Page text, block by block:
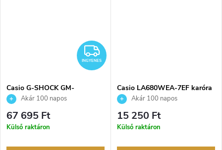
INGYENES
INGYENES
Casio G-SHOCK GM-
S2110PG-1A4ER karóra
Akár 100 napos
visszaküldési lehetőség. Hivatalos
márkakereskedő.
67 695 Ft
Külső raktáron
Casio LA680WEA-7EF karóra
Akár 100 napos
visszaküldési lehetőség. Hivatalos
márkakereskedő.
15 250 Ft
Külső raktáron